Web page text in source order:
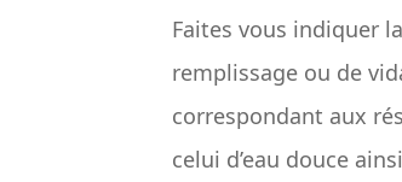
Faites vous indiquer
remplissage ou de
correspondant aux
celui d’eau douce